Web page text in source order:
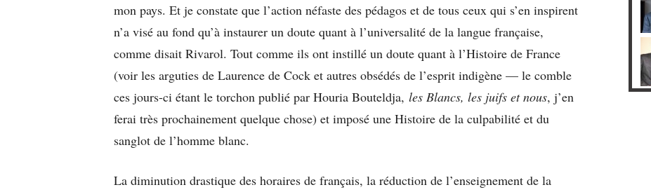
mon pays. Et je constate que l’action néfaste des pédagos et de tous ceux qui s’en inspirent
n’a visé au fond qu’à instaurer un doute quant à l’universalité de la langue française,
comme disait Rivarol. Tout comme ils ont instillé un doute quant à l’Histoire de France
(voir les arguties de Laurence de Cock et autres obsédés de l’esprit indigène — le comble
ces jours-ci étant le torchon publié par Houria Bouteldja, les Blancs, les juifs et nous, j’en
ferai très prochainement quelque chose) et imposé une Histoire de la culpabilité et du
sanglot de l’homme blanc.
La diminution drastique des horaires de français, la réduction de l’enseignement de la